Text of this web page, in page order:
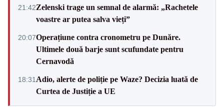
21:42Zelenski trage un semnal de alarmă: „Rachetele
voastre ar putea salva vieți”
20:07Operațiune contra cronometru pe Dunăre.
Ultimele două barje sunt scufundate pentru
Cernavodă
18:31 Adio, alerte de poliție pe Waze? Decizia luată de
Curtea de Justiție a UE